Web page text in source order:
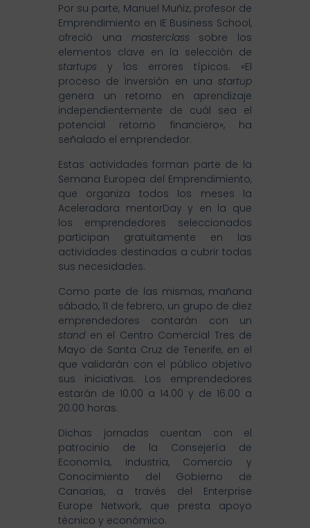
Por su parte, Manuel Muñiz, profesor de
Emprendimiento en IE Business School,
ofreció una masterclass sobre los
elementos clave en la selección de
startups y los errores típicos. «El
proceso de inversión en una startup
genera un retorno en aprendizaje
independientemente de cuál sea el
potencial retorno financiero», ha
señalado el emprendedor.
Estas actividades forman parte de la
Semana Europea del Emprendimiento,
que organiza todos los meses la
Aceleradora mentorDay y en la que
los emprendedores seleccionados
participan gratuitamente en las
actividades destinadas a cubrir todas
sus necesidades.
Como parte de las mismas, mañana
sábado, 11 de febrero, un grupo de diez
emprendedores contarán con un
standen el Centro Comercial Tres de
Mayo de Santa Cruz de Tenerife, en el
que validarán con el público objetivo
sus iniciativas. Los emprendedores
estarán de 10.00 a 14.00 y de 16.00 a
20.00 horas.
Dichas jornadas cuentan con el
patrocinio de la Consejería de
Economía, Industria, Comercio y
Conocimiento del Gobierno de
Canarias, a través del Enterprise
Europe Network, que presta apoyo
técnico y económico.